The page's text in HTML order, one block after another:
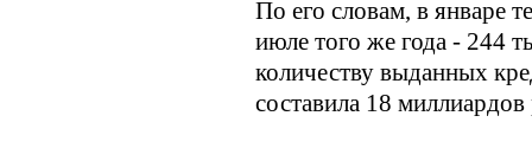
По его словам, в январе
июле того же года - 244
количеству выданных
составила 18